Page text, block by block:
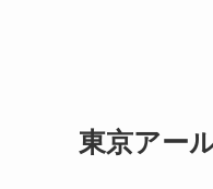
東京アー